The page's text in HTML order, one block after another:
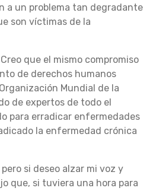
a un problema tan degradante
son víctimas de la
que el mismo compromiso
de derechos humanos
Mundial de la
de expertos de todo el
para erradicar enfermedades
la enfermedad crónica
si deseo alzar mi voz y
que, si tuviera una hora para